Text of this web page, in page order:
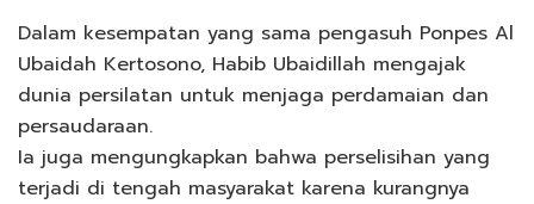
Dalam kesempatan yang sama pengasuh Ponpes Al
Ubaidah Kertosono, Habib Ubaidillah mengajak
dunia persilatan untuk menjaga perdamaian dan
persaudaraan.
Ia juga mengungkapkan bahwa perselisihan yang
terjadi di tengah masyarakat karena kurangnya